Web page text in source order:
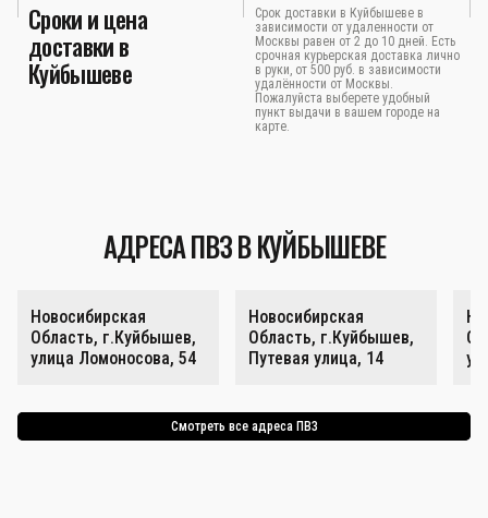
Сроки и цена
доставки в
Куйбышеве
Срок доставки в Куйбышеве в
зависимости от удаленности от
Москвы равен от 2 до 10 дней. Есть
срочная курьерская доставка лично
в руки, от 500 руб. в зависимости
удалённости от Москвы.
Пожалуйста выберете удобный
пункт выдачи в вашем городе на
карте.
АДРЕСА ПВЗ В КУЙБЫШЕВЕ
Новосибирская
Область, г.Куйбышев,
улица Ломоносова, 54
Новосибирская
Область, г.Куйбышев,
Путевая улица, 14
Смотреть все адреса ПВЗ